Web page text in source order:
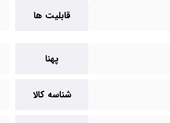
قابلیت ها
پهنا
شناسه کالا